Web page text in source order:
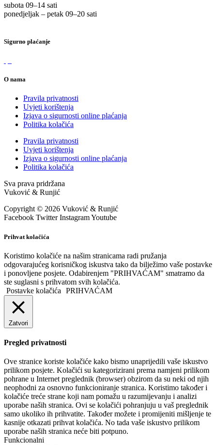
subota 09–14 sati
ponedjeljak – petak 09–20 sati
Sigurno plaćanje
O nama
Pravila privatnosti
Uvjeti korištenja
Izjava o sigurnosti online plaćanja
Politika kolačića
Pravila privatnosti
Uvjeti korištenja
Izjava o sigurnosti online plaćanja
Politika kolačića
Sva prava pridržana
Vuković & Runjić
Copyright © 2026 Vuković & Runjić
Facebook Twitter InstagramYoutube
Prihvat kolačića
Koristimo kolačiće na našim stranicama radi pružanja
odgovarajućeg korisničkog iskustva tako da bilježimo vaše postavke
i ponovljene posjete. Odabirenjem "PRIHVAĆAM" smatramo da
ste suglasni s prihvatom svih kolačića.
Postavke kolačića
PRIHVAĆAM
Zatvori
Pregled privatnosti
Ove stranice koriste kolačiće kako bismo unaprijedili vaše iskustvo
prilikom posjete. Kolačići su kategorizirani prema namjeni prilikom
pohrane u Internet preglednik (browser) obzirom da su neki od njih
neophodni za osnovno funkcioniranje stranica. Koristimo također i
kolačiće treće strane koji nam pomažu u razumijevanju i analizi
uporabe naših stranica. Ovi se kolačići pohranjuju u vaš preglednik
samo ukoliko ih prihvatite. Također možete i promijeniti mišljenje te
kasnije otkazati prihvat kolačića. No tada vaše iskustvo prilikom
uporabe naših stranica neće biti potpuno.
Funkcionalni